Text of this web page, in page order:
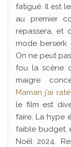
fatigué. Il est
au premier
repassera, et
mode
On ne peut
fou la scène
maigre
Maman j’ai
le film est
faire. La hype
faible budget,
Noël 2024.